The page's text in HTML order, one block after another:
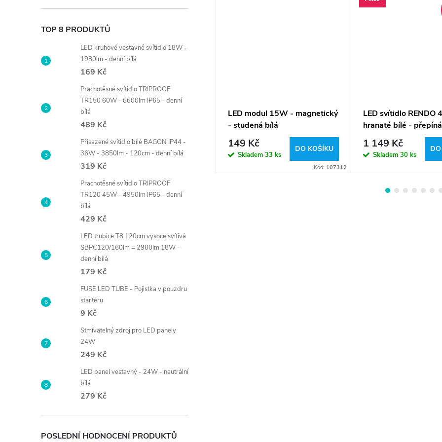
TOP 8 PRODUKTŮ
LED kruhové vestavné svítidlo 18W -
1980lm - denní bílá
169 Kč
Prachotěsné svítidlo TRIPROOF
TR150 60W - 6600lm IP65 - denní
bílá
489 Kč
Přisazené svítidlo bílé BAGON IP44 -
36W - 3850lm - 120cm - denní bílá
319 Kč
Prachotěsné svítidlo TRIPROOF
TR120 45W - 4950lm IP65 - denní
bílá
429 Kč
LED trubice T8 120cm vysoce svítivá
SBPC120/160lm = 2900lm 18W -
denní bílá
179 Kč
FUSE LED TUBE - Pojistka v pouzdru
startéru
9 Kč
Stmívatelný zdroj pro LED panely
24W
249 Kč
LED panel vestavný - 24W - neutrální
bílá
279 Kč
POSLEDNÍ HODNOCENÍ PRODUKTŮ
GU10 VIKI-L
DO KOŠÍKU
CCT bílé IP65 - možnost volby
barvy světla
439 Kč
Skladem 21 ks
DO KOŠÍKU
LED modul 15W - magnetický
- studená bílá
149 Kč
Skladem 33 ks
DO KOŠÍKU
Kód: 107312
LED svítidlo RENDO
hranaté bílé -
světla
1 149 Kč
Skladem 30 ks